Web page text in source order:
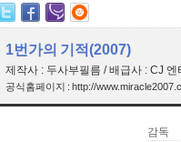
1번가의 기적(2007)
제작사 : 두사부필름 / 배급사 : CJ 엔
공식홈페이지 : http://
감독